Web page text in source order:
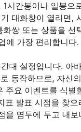
시간봉이나 일봉으
대화창이 열리면,
쌍 또는 상품을
에 가장 편리합니다.
대 설정입니다. 아
동작하므로, 자신
주요 이벤트를 식
발표 시점을 찾
을 염두에 두고 내